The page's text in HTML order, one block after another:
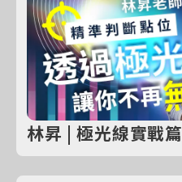
林昇 | 極光線實戰篇